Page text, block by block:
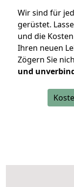
Wir sind für
gerüstet.
und die
Ihren neuen
Zögern Sie
und